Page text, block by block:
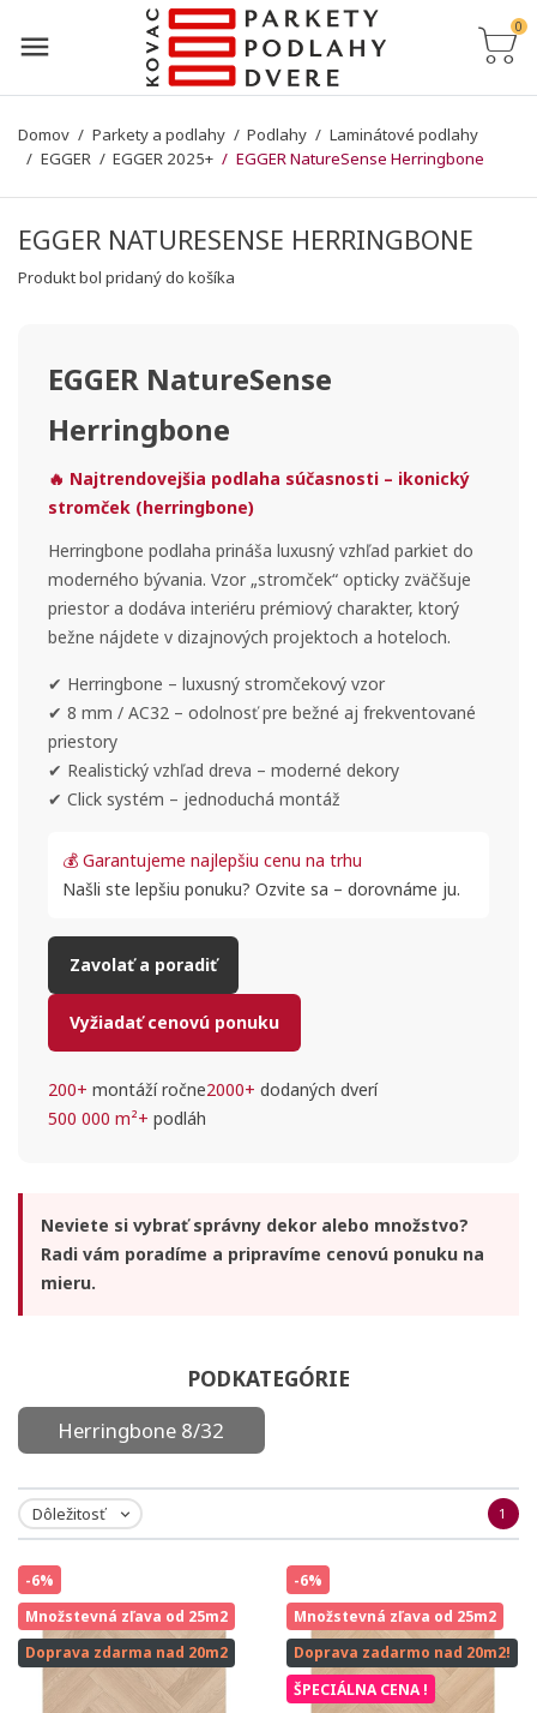
0
Domov Parkety a podlahy Podlahy
Laminátové podlahy
EGGER
EGGER 2025+ EGGER NatureSense Herringbone
EGGER NATURESENSE HERRINGBONE
Produkt bol pridaný do košíka
EGGER NatureSense
Herringbone
🔥 Najtrendovejšia podlaha súčasnosti – ikonický
stromček (herringbone)
Herringbone podlaha prináša luxusný vzhľad parkiet do
moderného bývania. Vzor „stromček“ opticky zväčšuje
priestor a dodáva interiéru prémiový charakter, ktorý
bežne nájdete v dizajnových projektoch a hoteloch.
✔ Herringbone – luxusný stromčekový vzor
✔ 8 mm / AC32 – odolnosť pre bežné aj frekventované
priestory
✔ Realistický vzhľad dreva – moderné dekory
✔ Click systém – jednoduchá montáž
💰 Garantujeme najlepšiu cenu na trhu
Našli ste lepšiu ponuku? Ozvite sa – dorovnáme ju.
Zavolať a poradiť
Vyžiadať cenovú ponuku
200+ montáží ročne2000+ dodaných dverí
500 000 m²+ podláh
Neviete si vybrať správny dekor alebo množstvo?
Radi vám poradíme a pripravíme cenovú ponuku na
mieru.
PODKATEGÓRIE
Herringbone 8/32
Dôležitosť  1
-6%
Množstevná zľava od 25m2
Doprava zdarma nad 20m2
-6%
Množstevná zľava od 25m2
Doprava zadarmo nad 20m2!
ŠPECIÁLNA CENA !